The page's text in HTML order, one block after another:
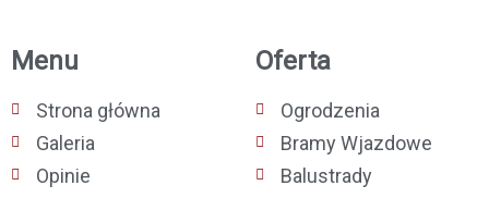
Menu
Strona główna
Galeria
Opinie
Oferta
Ogrodzenia
Bramy Wjazdowe
Balustrady